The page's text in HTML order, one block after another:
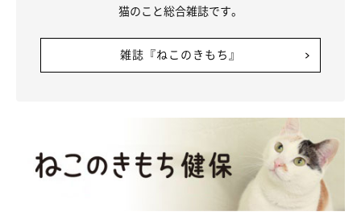
猫のこと総合雑誌です。
雑誌『ねこのきもち』